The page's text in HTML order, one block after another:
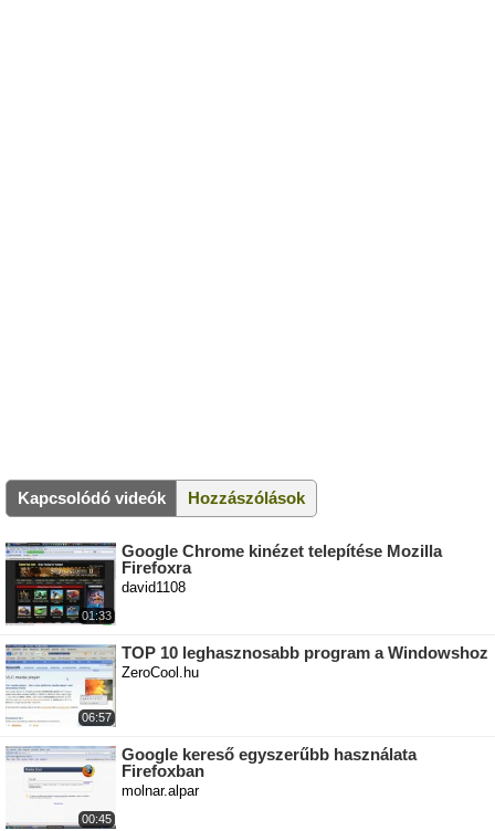
Kapcsolódó videók Hozzászólások
01:33
Google Chrome kinézet telepítése Mozilla
Firefoxra
david1108
06:57
TOP 10 leghasznosabb program a Windowshoz
ZeroCool.hu
00:45
Google kereső egyszerűbb használata
Firefoxban
molnar.alpar